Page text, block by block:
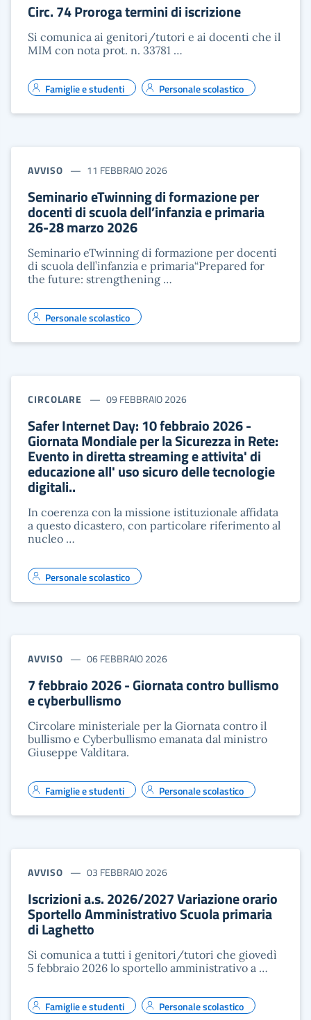
Circ. 74 Proroga termini di iscrizione
Si comunica ai genitori/tutori e ai docenti che il
MIM con nota prot. n. 33781 …
Famiglie e studenti Personale scolastico
AVVISO 11 FEBBRAIO 2026
Seminario eTwinning di formazione per
docenti di scuola dell’infanzia e primaria
26-28 marzo 2026
Seminario eTwinning di formazione per docenti
di scuola dell’infanzia e primaria“Prepared for
the future: strengthening …
Personale scolastico
CIRCOLARE 09 FEBBRAIO 2026
Safer Internet Day: 10 febbraio 2026 -
Giornata Mondiale per la Sicurezza in Rete:
Evento in diretta streaming e attivita' di
educazione all' uso sicuro delle tecnologie
digitali..
In coerenza con la missione istituzionale affidata
a questo dicastero, con particolare riferimento al
nucleo …
Personale scolastico
AVVISO 06 FEBBRAIO 2026
7 febbraio 2026 - Giornata contro bullismo
e cyberbullismo
Circolare ministeriale per la Giornata contro il
bullismo e Cyberbullismo emanata dal ministro
Giuseppe Valditara.
Famiglie e studenti Personale scolastico
AVVISO 03 FEBBRAIO 2026
Iscrizioni a.s. 2026/2027 Variazione orario
Sportello Amministrativo Scuola primaria
di Laghetto
Si comunica a tutti i genitori/tutori che giovedì
5 febbraio 2026 lo sportello amministrativo a …
Famiglie e studenti Personale scolastico